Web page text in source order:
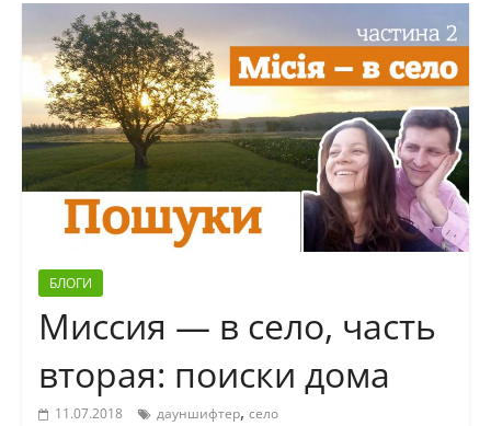
БЛОГИ
Миссия — в село, часть
вторая: поиски дома
11.07.2018 дауншифтер, село